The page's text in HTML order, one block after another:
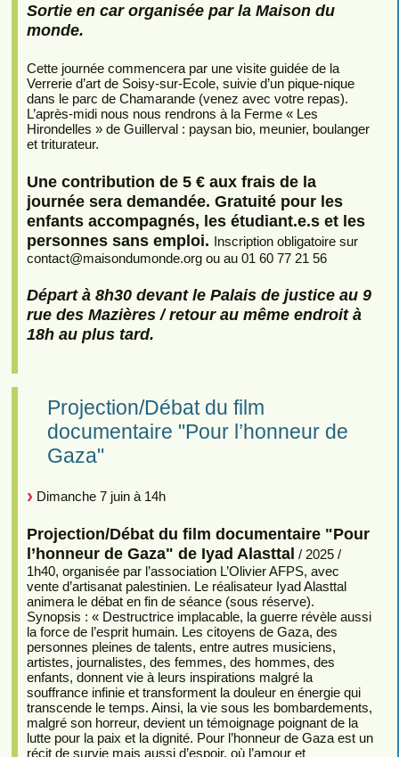
Sortie en car organisée par la Maison du
monde.
Cette journée commencera par une visite guidée de la
Verrerie d’art de Soisy-sur-Ecole, suivie d’un pique-nique
dans le parc de Chamarande (venez avec votre repas).
L’après-midi nous nous rendrons à la Ferme « Les
Hirondelles » de Guillerval : paysan bio, meunier, boulanger
et triturateur.
Une contribution de 5 € aux frais de la
journée sera demandée. Gratuité pour les
enfants accompagnés, les étudiant.e.s et les
personnes sans emploi. Inscription obligatoire sur
contact@maisondumonde.org ou au 01 60 77 21 56
Départ à 8h30 devant le Palais de justice au 9
rue des Mazières / retour au même endroit à
18h au plus tard.
Projection/Débat du film
documentaire "Pour l’honneur de
Gaza"
Dimanche 7 juin à 14h
Projection/Débat du film documentaire "Pour
l’honneur de Gaza" de Iyad Alasttal / 2025 /
1h40, organisée par l’association L’Olivier AFPS, avec
vente d’artisanat palestinien. Le réalisateur Iyad Alasttal
animera le débat en fin de séance (sous réserve).
Synopsis : « Destructrice implacable, la guerre révèle aussi
la force de l’esprit humain. Les citoyens de Gaza, des
personnes pleines de talents, entre autres musiciens,
artistes, journalistes, des femmes, des hommes, des
enfants, donnent vie à leurs inspirations malgré la
souffrance infinie et transforment la douleur en énergie qui
transcende le temps. Ainsi, la vie sous les bombardements,
malgré son horreur, devient un témoignage poignant de la
lutte pour la paix et la dignité. Pour l’honneur de Gaza est un
récit de survie mais aussi d’espoir, où l’amour et